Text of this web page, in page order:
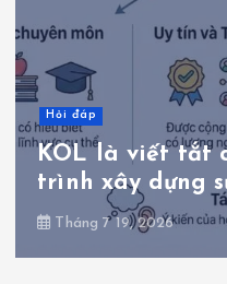
Hỏi đáp
KOL là viết tắt
trình xây dựng
Tháng 7 19, 2026